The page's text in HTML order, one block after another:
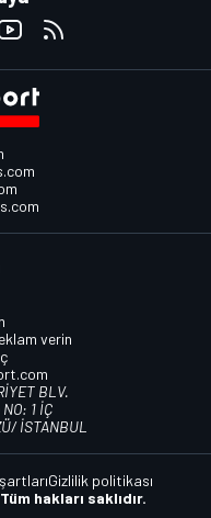
verin
BLV.
1 İÇ
İSTANBUL
Tüm hakları saklıdır.
Gizlilik politikası